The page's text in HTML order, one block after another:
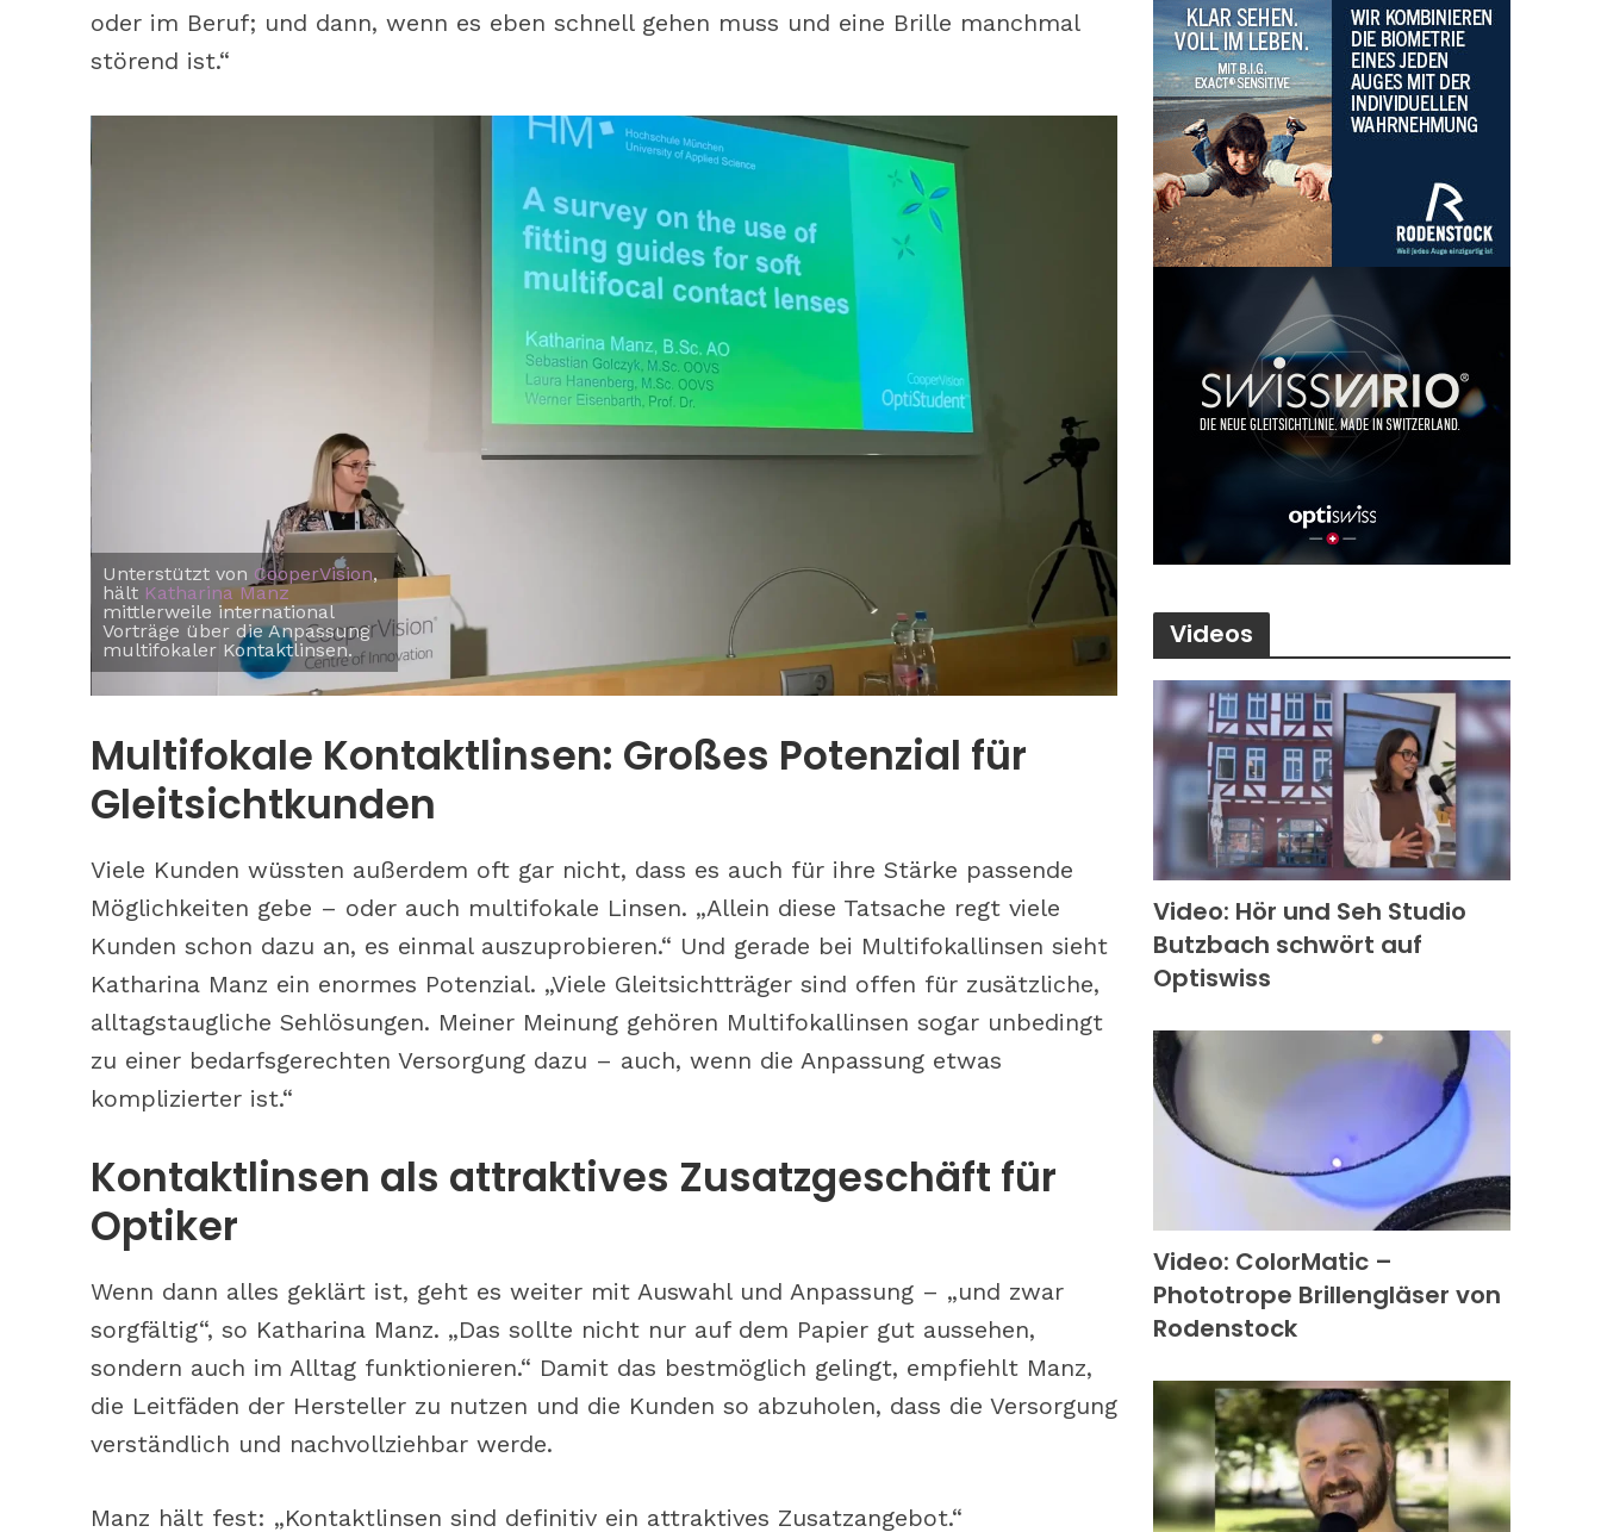
oder im Beruf; und dann, wenn es eben schnell gehen muss und eine Brille manchmal
störend ist.“
Unterstützt von CooperVision,
hält Katharina Manz
mittlerweile international
Vorträge über die Anpassung
multifokaler Kontaktlinsen.
Multifokale Kontaktlinsen: Großes Potenzial für
Gleitsichtkunden
Viele Kunden wüssten außerdem oft gar nicht, dass es auch für ihre Stärke passende
Möglichkeiten gebe – oder auch multifokale Linsen. „Allein diese Tatsache regt viele
Kunden schon dazu an, es einmal auszuprobieren.“ Und gerade bei Multifokallinsen sieht
Katharina Manz ein enormes Potenzial. „Viele Gleitsichtträger sind offen für zusätzliche,
alltagstaugliche Sehlösungen. Meiner Meinung gehören Multifokallinsen sogar unbedingt
zu einer bedarfsgerechten Versorgung dazu – auch, wenn die Anpassung etwas
komplizierter ist.“
Kontaktlinsen als attraktives Zusatzgeschäft für
Optiker
Wenn dann alles geklärt ist, geht es weiter mit Auswahl und Anpassung – „und zwar
sorgfältig“, so Katharina Manz. „Das sollte nicht nur auf dem Papier gut aussehen,
sondern auch im Alltag funktionieren.“ Damit das bestmöglich gelingt, empfiehlt Manz,
die Leitfäden der Hersteller zu nutzen und die Kunden so abzuholen, dass die Versorgung
verständlich und nachvollziehbar werde.
Manz hält fest: „Kontaktlinsen sind definitiv ein attraktives Zusatzangebot.“
Videos
Video: Hör und Seh Studio
Butzbach schwört auf
Optiswiss
Video: ColorMatic –
Phototrope Brillengläser von
Rodenstock